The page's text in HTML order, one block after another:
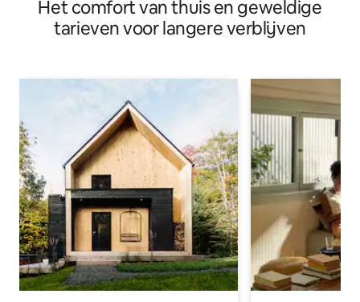
Het comfort van thuis en geweldige
tarieven voor langere verblijven